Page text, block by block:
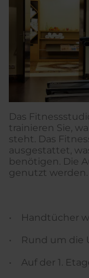
Das
trainieren Sie,
steht. Das
ausgestattet,
benötigen. Die
genutzt werden.
• Handtücher
• Rund um die
• Auf der 1.